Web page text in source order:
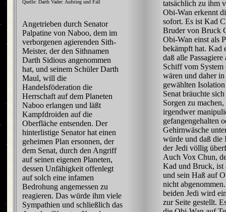
Quelle: Darth Vader: Aufstieg und Fall
Angetrieben durch Senator
Palpatine von Naboo, dem im
verborgenen agierenden Sith-
Meister, der den Sithnamen
Darth Sidious angenommen
hat, und seinem Schüler Darth
Maul, will die
Handelsföderation die
Herrschaft auf dem Planeten
Naboo erlangen und läßt
Kampfdroiden auf die
Oberfläche entsenden. Der
hinterlistige Senator hat einen
geheimen Plan ersonnen, der
dem Senat, durch den Angriff
auf seinen eigenen Planeten,
dessen Unfähigkeit offenlegt
auf solch eine infamen
Bedrohung angemessen zu
reagieren. Das würde ihm viele
Sympathien und schließlich das
tatsächlich zu ihm
Obi-Wan erkennt
sofort. Es ist Kad
Bruder von Bruck
Obi-Wan einst als
bekämpft hat. Kad
daß alle Passagiere
Schiff vom System
wären und daher
gewählten
Senat bräuchte
Sorgen zu machen,
irgendwer
gefangengehalten
Gehirnwäsche
würde und daß die
der Jedi völlig
Auch Vox Chun,
Kad und Bruck, ist
und sein Haß auf
nicht
beiden Jedi wird
zur Seite gestellt.